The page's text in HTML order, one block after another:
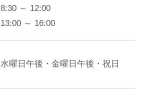
8:30 ～ 12:00
13:00 ～ 16:00
水曜日午後・金曜日午後・祝日